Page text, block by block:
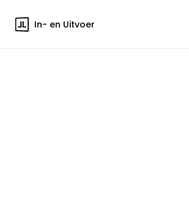
In- en Uitvoer